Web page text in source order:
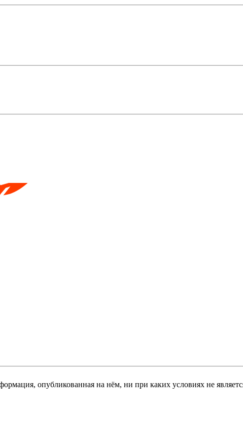
опубликованная на нём, ни при каких условиях не